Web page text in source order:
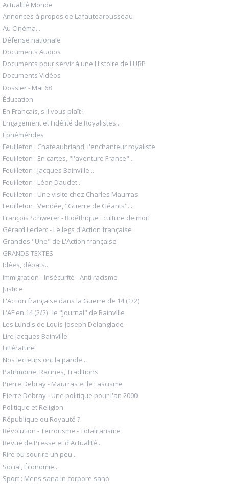
Actualité Monde
Annonces à propos de Lafautearousseau
Au Cinéma...
Défense nationale
Documents Audios
Documents pour servir à une Histoire de l'URP
Documents Vidéos
Dossier - Mai 68
Éducation
En Français, s'il vous plaît !
Engagement et Fidélité de Royalistes...
Éphémérides
Feuilleton : Chateaubriand, l'enchanteur royaliste
Feuilleton : En cartes, "l'aventure France"...
Feuilleton : Jacques Bainville...
Feuilleton : Léon Daudet...
Feuilleton : Une visite chez Charles Maurras
Feuilleton : Vendée, "Guerre de Géants"...
François Schwerer - Bioéthique : culture de mort
Gérard Leclerc - Le legs d'Action française
Grandes "Une" de L'Action française
GRANDS TEXTES
Idées, débats...
Immigration - Insécurité - Anti racisme
Justice
L'Action française dans la Guerre de 14 (1/2)
L'AF en 14 (2/2) : le "Journal" de Bainville
Les Lundis de Louis-Joseph Delanglade
Lire Jacques Bainville
Littérature
Nos lecteurs ont la parole...
Patrimoine, Racines, Traditions
Pierre Debray - Maurras et le Fascisme
Pierre Debray - Une politique pour l'an 2000
Politique et Religion
République ou Royauté ?
Révolution - Terrorisme - Totalitarisme
Revue de Presse et d'Actualité...
Rire ou sourire un peu...
Social, Économie...
Sport : Mens sana in corpore sano